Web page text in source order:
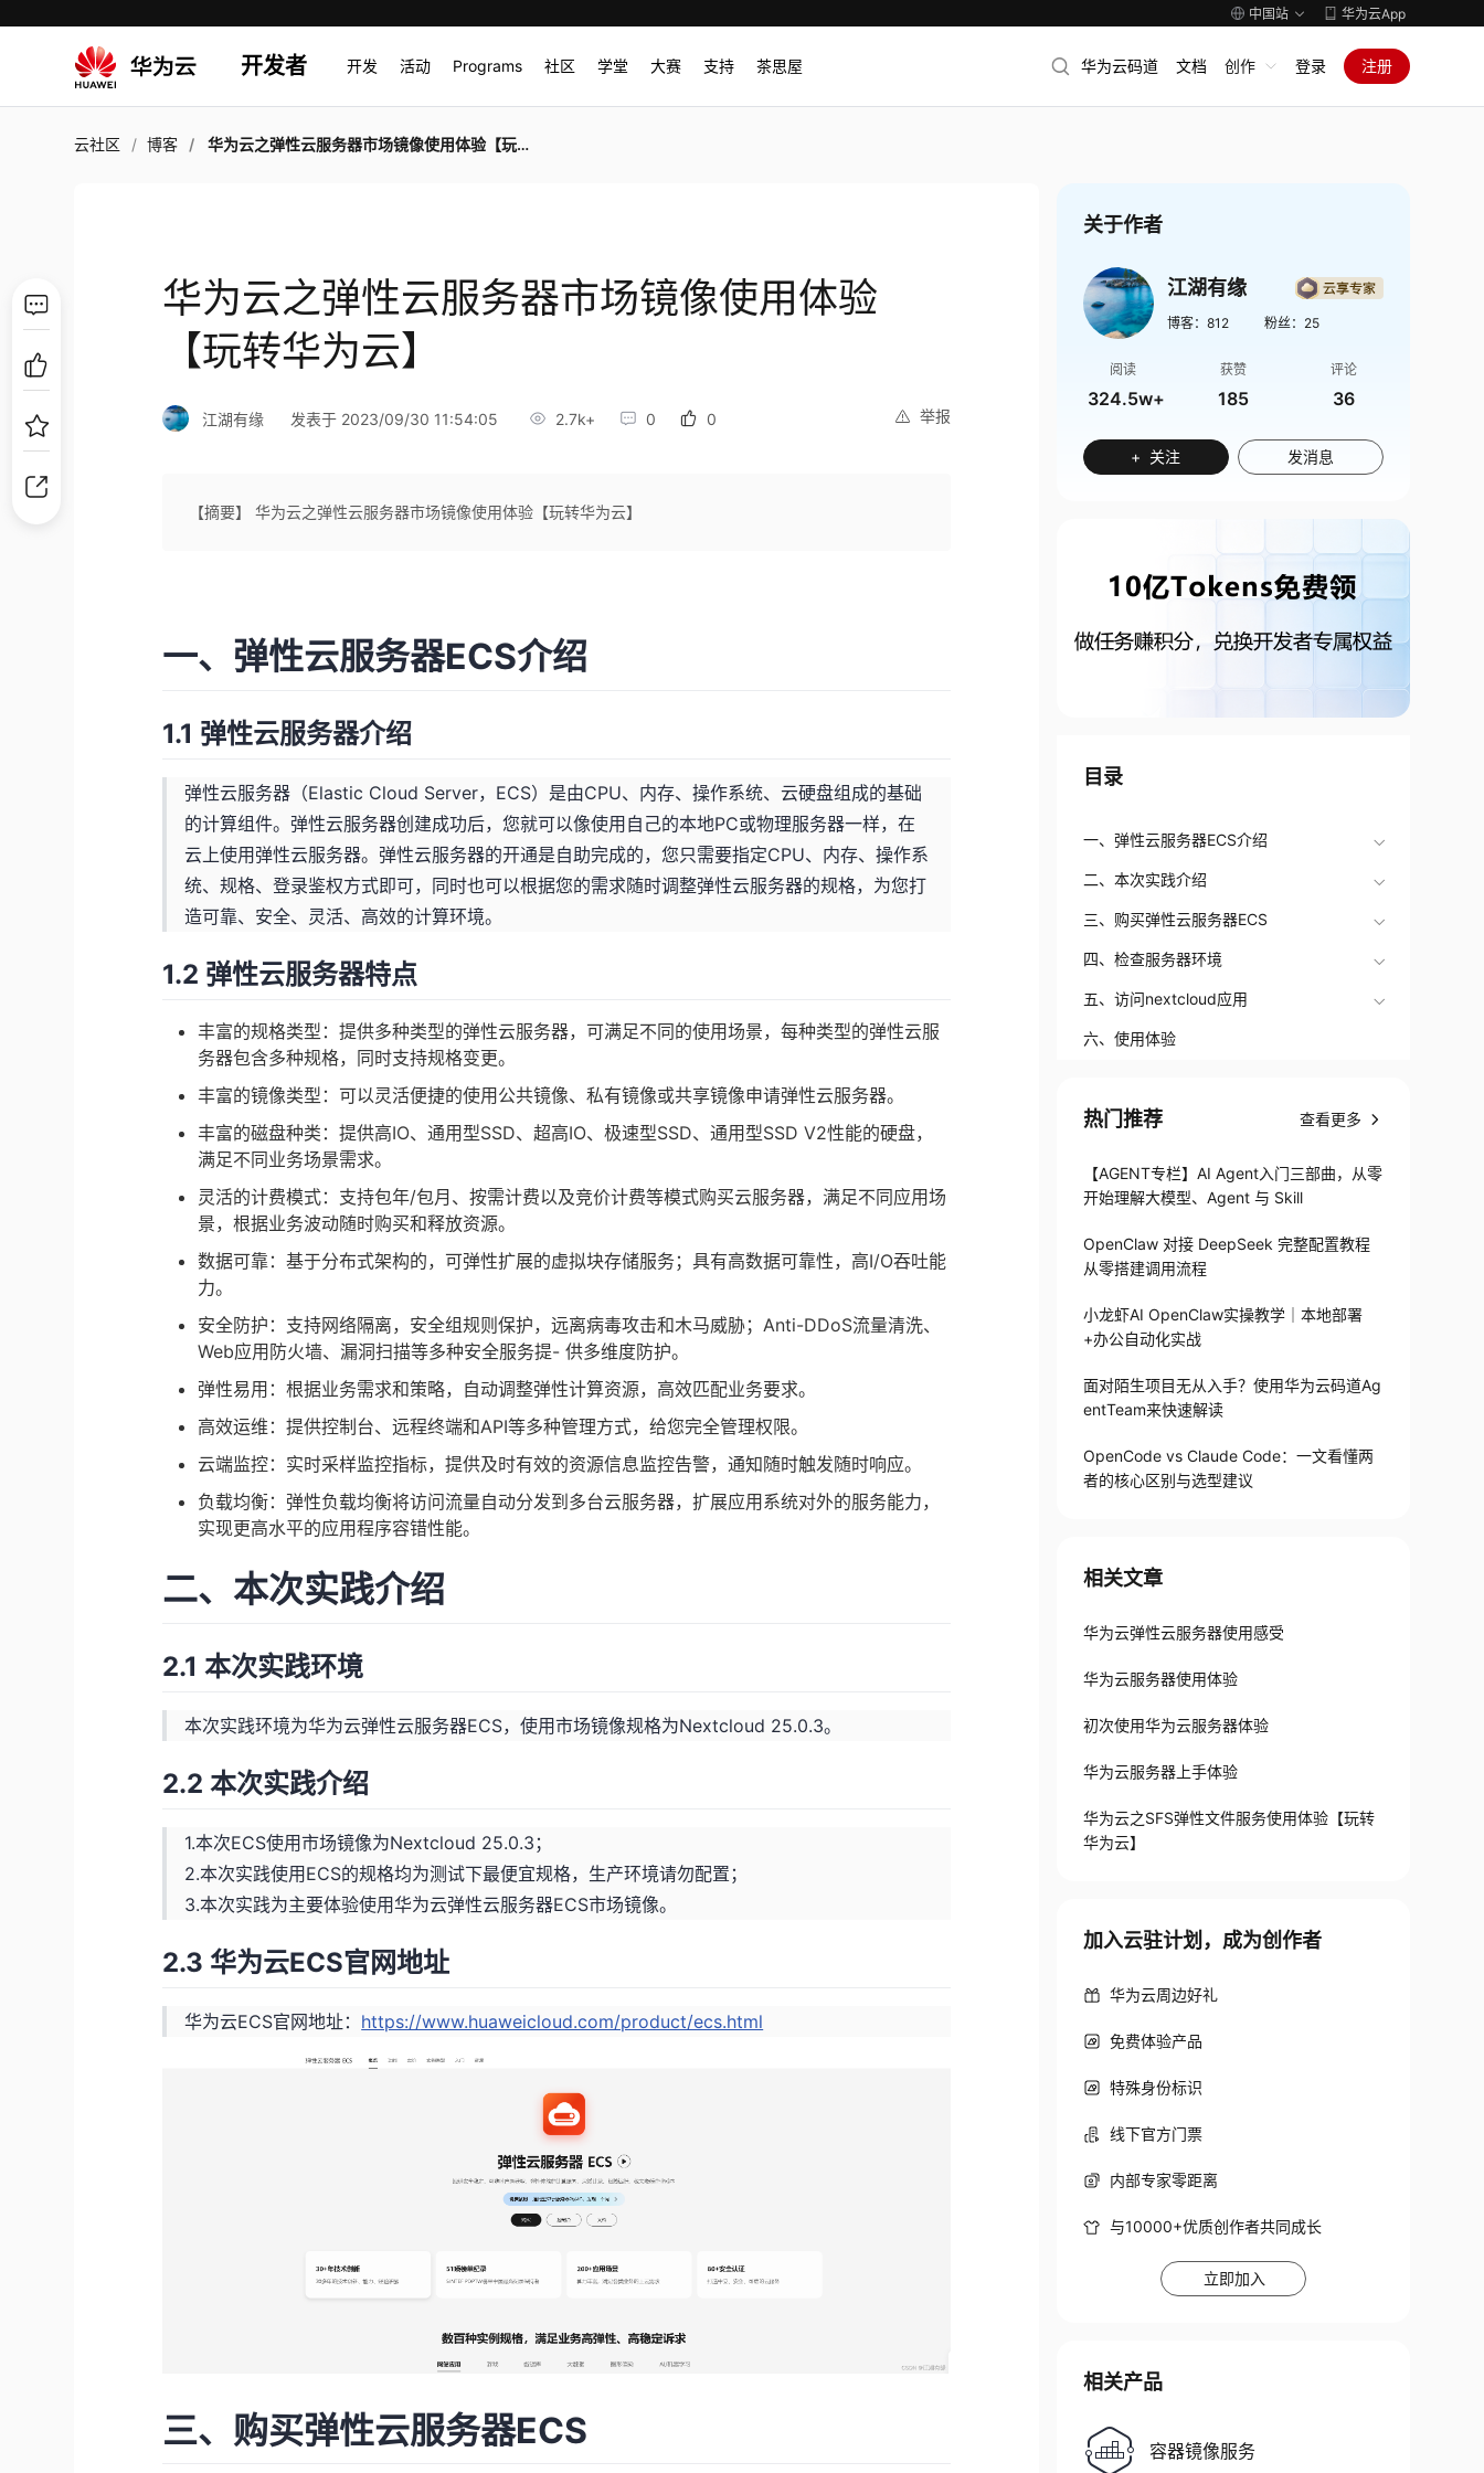
中国站 华为云App
开发者 开发 活动 Programs 社区 学堂 大赛 支持 茶思屋 华为云码道 文档 创作 登录 注册
云社区 博客 华为云之弹性云服务器市场镜像使用体验【玩转华为云】
华为云之弹性云服务器市场镜像使用体验
【玩转华为云】
举报
江湖有缘 发表于 2023/09/30 11:54:05 2.7k+ 0 0
【摘要】 华为云之弹性云服务器市场镜像使用体验【玩转华为云】
一、弹性云服务器ECS介绍
1.1 弹性云服务器介绍
弹性云服务器（Elastic Cloud Server，ECS）是由CPU、内存、操作系统、云硬盘组成的基础
的计算组件。弹性云服务器创建成功后，您就可以像使用自己的本地PC或物理服务器一样，在
云上使用弹性云服务器。弹性云服务器的开通是自助完成的，您只需要指定CPU、内存、操作系
统、规格、登录鉴权方式即可，同时也可以根据您的需求随时调整弹性云服务器的规格，为您打
造可靠、安全、灵活、高效的计算环境。
1.2 弹性云服务器特点
丰富的规格类型：提供多种类型的弹性云服务器，可满足不同的使用场景，每种类型的弹性云服
务器包含多种规格，同时支持规格变更。
丰富的镜像类型：可以灵活便捷的使用公共镜像、私有镜像或共享镜像申请弹性云服务器。
丰富的磁盘种类：提供高IO、通用型SSD、超高IO、极速型SSD、通用型SSD V2性能的硬盘，
满足不同业务场景需求。
灵活的计费模式：支持包年/包月、按需计费以及竞价计费等模式购买云服务器，满足不同应用场
景，根据业务波动随时购买和释放资源。
数据可靠：基于分布式架构的，可弹性扩展的虚拟块存储服务；具有高数据可靠性，高I/O吞吐能
力。
安全防护：支持网络隔离，安全组规则保护，远离病毒攻击和木马威胁；Anti-DDoS流量清洗、
Web应用防火墙、漏洞扫描等多种安全服务提- 供多维度防护。
弹性易用：根据业务需求和策略，自动调整弹性计算资源，高效匹配业务要求。
高效运维：提供控制台、远程终端和API等多种管理方式，给您完全管理权限。
云端监控：实时采样监控指标，提供及时有效的资源信息监控告警，通知随时触发随时响应。
负载均衡：弹性负载均衡将访问流量自动分发到多台云服务器，扩展应用系统对外的服务能力，
实现更高水平的应用程序容错性能。
二、本次实践介绍
2.1 本次实践环境
本次实践环境为华为云弹性云服务器ECS，使用市场镜像规格为Nextcloud 25.0.3。
2.2 本次实践介绍
1.本次ECS使用市场镜像为Nextcloud 25.0.3；
2.本次实践使用ECS的规格均为测试下最便宜规格，生产环境请勿配置；
3.本次实践为主要体验使用华为云弹性云服务器ECS市场镜像。
2.3 华为云ECS官网地址
华为云ECS官网地址： https://www.huaweicloud.com/product/ecs.html
三、购买弹性云服务器ECS
关于作者
江湖有缘
博客： 812 粉丝： 25
阅读
324.5w+
获赞
185
评论
36
+ 关注 发消息
目录
一、弹性云服务器ECS介绍
二、本次实践介绍
三、购买弹性云服务器ECS
四、检查服务器环境
五、访问nextcloud应用
六、使用体验
热门推荐 查看更多
【AGENT专栏】AI Agent入门三部曲，从零
开始理解大模型、Agent 与 Skill
OpenClaw 对接 DeepSeek 完整配置教程
从零搭建调用流程
小龙虾AI OpenClaw实操教学｜本地部署
+办公自动化实战
面对陌生项目无从入手？使用华为云码道Ag
entTeam来快速解读
OpenCode vs Claude Code：一文看懂两
者的核心区别与选型建议
相关文章
华为云弹性云服务器使用感受
华为云服务器使用体验
初次使用华为云服务器体验
华为云服务器上手体验
华为云之SFS弹性文件服务使用体验【玩转
华为云】
加入云驻计划，成为创作者
华为云周边好礼
免费体验产品
特殊身份标识
线下官方门票
内部专家零距离
与10000+优质创作者共同成长
立即加入
相关产品
容器镜像服务